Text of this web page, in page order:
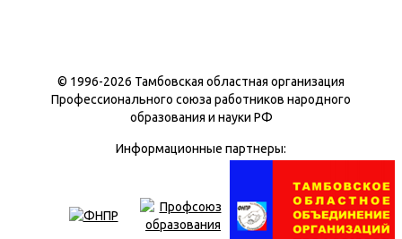
© 1996-2026 Тамбовская областная организация
Профессионального союза работников народного
образования и науки РФ
Информационные партнеры: